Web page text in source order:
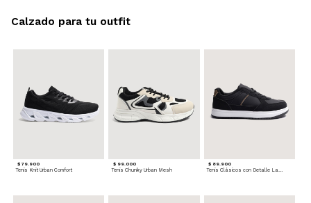
$ 79.900
Tenis Knit Urban Comfort
$ 99.000
Tenis Chunky Urban Mesh
$ 89.900
Tenis Clásicos con Detalle Lateral
Calzado para tu outfit